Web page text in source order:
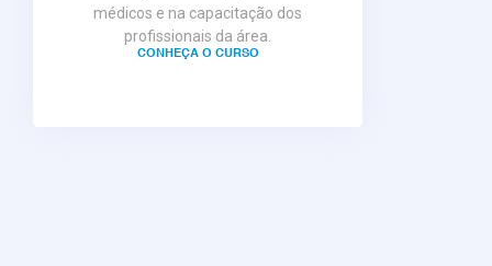
médicos e na capacitação dos
profissionais da área.
CONHEÇA O CURSO